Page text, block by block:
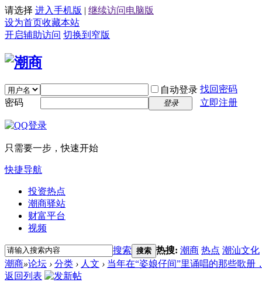
请选择 进入手机版 | 继续访问电脑版
设为首页收藏本站
开启辅助访问 切换到窄版
自动登录 找回密码
密码
登录 立即注册
只需要一步，快速开始
快捷导航
投资热点
潮商驿站
财富平台
视频
搜索 搜索 热搜: 潮商 热点 潮汕文化
潮商»论坛 › 分类 › 人文 › 当年在“姿娘仔间”里诵唱的那些歌册
返回列表